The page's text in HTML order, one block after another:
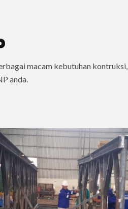
macam kebutuhan kontruksi,
anda.